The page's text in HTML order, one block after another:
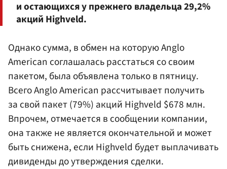
и остающихся у прежнего владельца 29,2%
акций Highveld.
Однако сумма, в обмен на которую Anglo
American соглашалась расстаться со своим
пакетом, была объявлена только в пятницу.
Всего Anglo American рассчитывает получить
за свой пакет (79%) акций Highveld $678 млн.
Впрочем, отмечается в сообщении компании,
она также не является окончательной и может
быть снижена, если Highveld будет выплачивать
дивиденды до утверждения сделки.